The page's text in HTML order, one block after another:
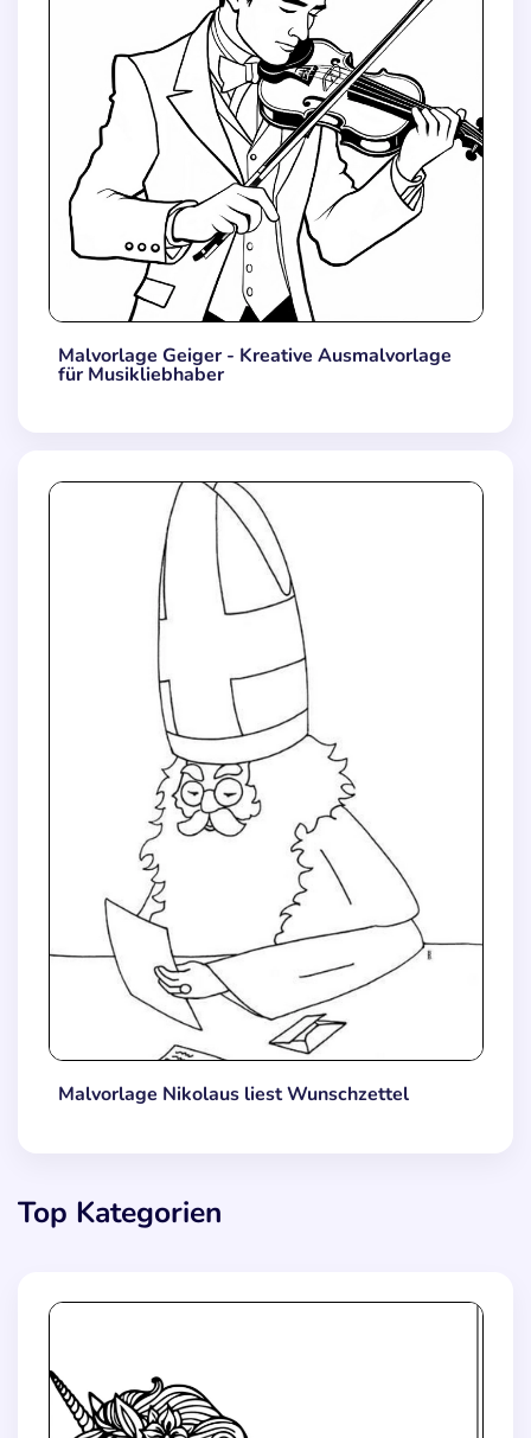
Malvorlage Geiger - Kreative Ausmalvorlage
für Musikliebhaber
Malvorlage Nikolaus liest Wunschzettel
Top Kategorien